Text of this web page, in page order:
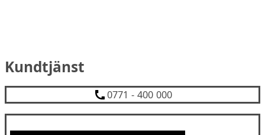
Kundtjänst
0771 - 400 000